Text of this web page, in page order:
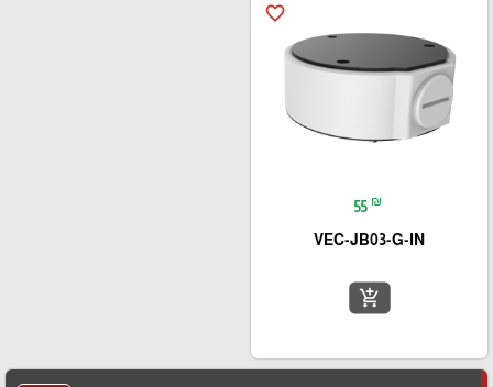
favorite_border
55 ₪
VEC-JB03-G-IN
add_shopping_cart